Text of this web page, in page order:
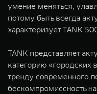
умение меняться,
потому быть всегда
характеризует TANK
TANK представляет
категорию «городских
тренду современного
бескомпромиссность